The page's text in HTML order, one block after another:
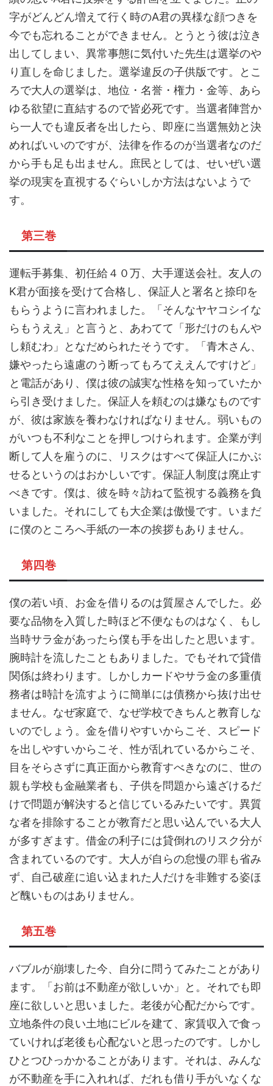
字がどんどん増えて行く時のA君の異様な顔つきを
今でも忘れることができません。とうとう彼は泣き
出してしまい、異常事態に気付いた先生は選挙のや
り直しを命じました。選挙違反の子供版です。とこ
ろで大人の選挙は、地位・名誉・権力・金等、あら
ゆる欲望に直結するので皆必死です。当選者陣営か
ら一人でも違反者を出したら、即座に当選無効と決
めればいいのですが、法律を作るのが当選者なのだ
から手も足も出ません。庶民としては、せいぜい選
挙の現実を直視するぐらいしか方法はないようで
す。
第三巻
運転手募集、初任給４０万、大手運送会社。友人の
K君が面接を受けて合格し、保証人と署名と捺印を
もらうように言われました。「そんなヤヤコシイな
らもうええ」と言うと、あわてて「形だけのもんや
し頼むわ」となだめられたそうです。「青木さん、
嫌やったら遠慮のう断ってもろてええんですけど」
と電話があり、僕は彼の誠実な性格を知っていたか
ら引き受けました。保証人を頼むのは嫌なものです
が、彼は家族を養わなければなりません。弱いもの
がいつも不利なことを押しつけられます。企業が判
断して人を雇うのに、リスクはすべて保証人にかぶ
せるというのはおかしいです。保証人制度は廃止す
べきです。僕は、彼を時々訪ねて監視する義務を負
いました。それにしても大企業は傲慢です。いまだ
に僕のところへ手紙の一本の挨拶もありません。
第四巻
僕の若い頃、お金を借りるのは質屋さんでした。必
要な品物を入質した時ほど不便なものはなく、もし
当時サラ金があったら僕も手を出したと思います。
腕時計を流したこともありました。でもそれで貸借
関係は終わります。しかしカードやサラ金の多重債
務者は時計を流すように簡単には債務から抜け出せ
ません。なぜ家庭で、なぜ学校できちんと教育しな
いのでしょう。金を借りやすいからこそ、スピード
を出しやすいからこそ、性が乱れているからこそ、
目をそらさずに真正面から教育すべきなのに、世の
親も学校も金融業者も、子供を問題から遠ざけるだ
けで問題が解決すると信じているみたいです。異質
な者を排除することが教育だと思い込んでいる大人
が多すぎます。借金の利子には貸倒れのリスク分が
含まれているのです。大人が自らの怠慢の罪も省み
ず、自己破産に追い込まれた人だけを非難する姿ほ
ど醜いものはありません。
第五巻
バブルが崩壊した今、自分に問うてみたことがあり
ます。「お前は不動産が欲しいか」と。それでも即
座に欲しいと思いました。老後が心配だからです。
立地条件の良い土地にビルを建て、家賃収入で食っ
ていければ老後も心配ないと思ったのです。しかし
ひとつひっかかることがあります。それは、みんな
が不動産を手に入れれば、だれも借り手がいなくな